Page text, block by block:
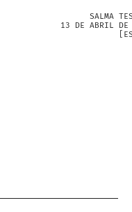
SALMA
13 DE ABRIL DE